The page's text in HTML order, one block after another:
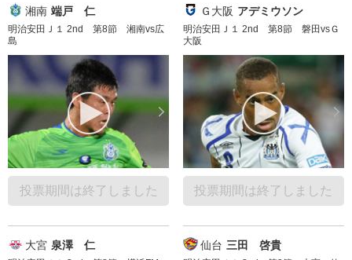
湘南 端戸 仁
明治安田Ｊ１ 2nd 第8節 湘南vs広
島
投票期間は終了しました
Ｇ大阪 アデミウソン
明治安田Ｊ１ 2nd 第8節 磐田vsＧ
大阪
投票期間は終了しました
大宮 泉澤 仁 仙台 三田 啓貴